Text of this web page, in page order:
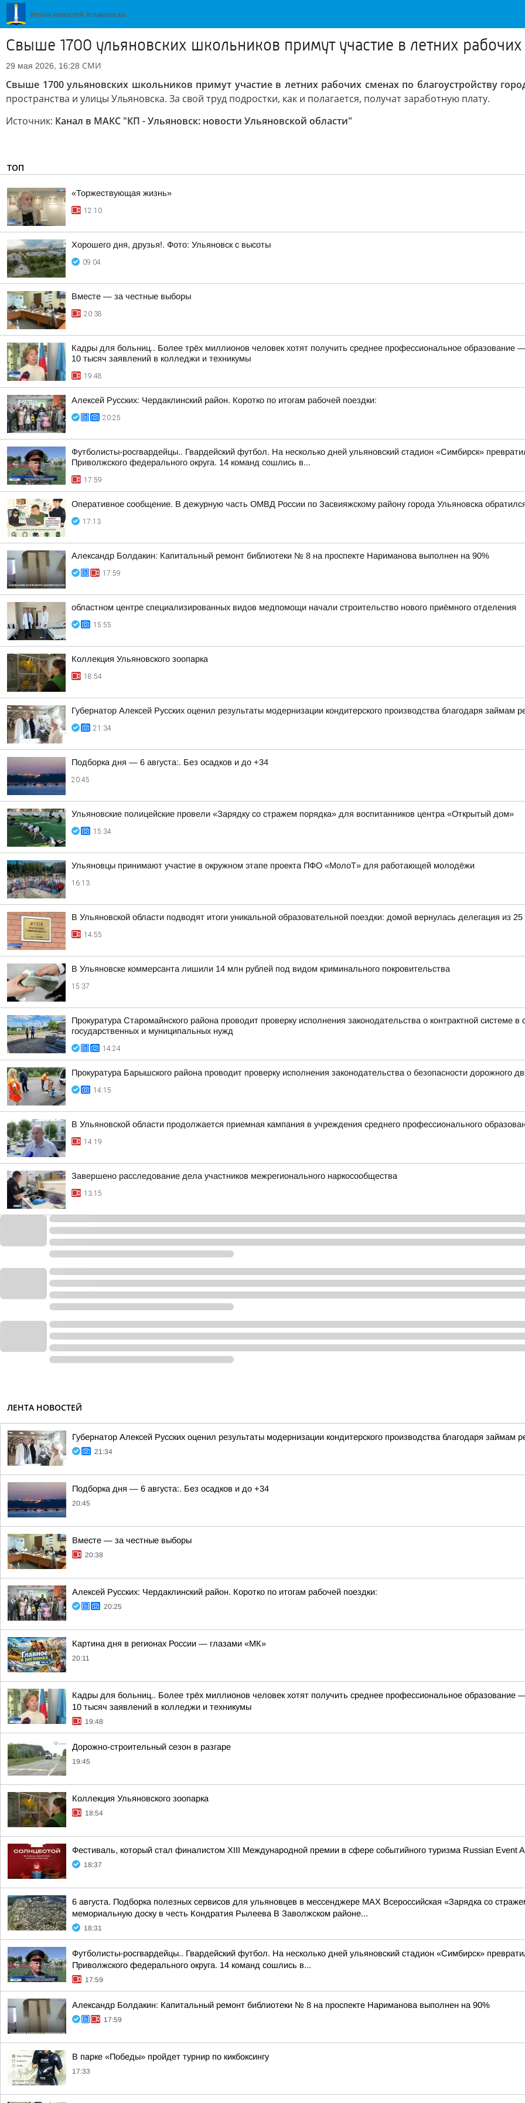
Свыше 1700 ульяновских школьников примут участие в летних рабочих
29 мая 2026, 16:28 СМИ
Свыше 1700 ульяновских школьников примут участие в летних рабочих сменах по благоустройству
пространства и улицы Ульяновска. За свой труд подростки, как и полагается, получат заработную плату.
Источник: Канал в МАКС "КП - Ульяновск: новости Ульяновской области"
ТОП
«Торжествующая жизнь»
12:10
Хорошего дня, друзья!. Фото: Ульяновск с высоты
09:04
Вместе — за честные выборы
20:38
Кадры для больниц.. Более трёх миллионов человек хотят получить среднее профессиональное образование
10 тысяч заявлений в колледжи и техникумы
19:48
Алексей Русских: Чердаклинский район. Коротко по итогам рабочей поездки:
20:25
Футболисты-росгвардейцы.. Гвардейский футбол. На несколько дней ульяновский стадион «Симбирск»
Приволжского федерального округа. 14 команд сошлись в...
17:59
Оперативное сообщение. В дежурную часть ОМВД России по Засвияжскому району города Ульяновска
17:13
Александр Болдакин: Капитальный ремонт библиотеки № 8 на проспекте Нариманова выполнен на 90%
17:59
областном центре специализированных видов медпомощи начали строительство нового приёмного отделения
15:55
Коллекция Ульяновского зоопарка
18:54
Губернатор Алексей Русских оценил результаты модернизации кондитерского производства благодаря займам
21:34
Подборка дня — 6 августа:. Без осадков и до +34
20:45
Ульяновские полицейские провели «Зарядку со стражем порядка» для воспитанников центра «Открытый дом»
15:34
Ульяновцы принимают участие в окружном этапе проекта ПФО «МолоТ» для работающей молодёжи
16:13
В Ульяновской области подводят итоги уникальной образовательной поездки: домой вернулась делегация из
14:55
В Ульяновске коммерсанта лишили 14 млн рублей под видом криминального покровительства
15:37
Прокуратура Старомайнского района проводит проверку исполнения законодательства о контрактной системе
государственных и муниципальных нужд
14:24
Прокуратура Барышского района проводит проверку исполнения законодательства о безопасности дорожного
14:15
В Ульяновской области продолжается приемная кампания в учреждения среднего профессионального
14:19
Завершено расследование дела участников межрегионального наркосообщества
13:15
ЛЕНТА НОВОСТЕЙ
Губернатор Алексей Русских оценил результаты модернизации кондитерского производства благодаря займам
21:34
Подборка дня — 6 августа:. Без осадков и до +34
20:45
Вместе — за честные выборы
20:38
Алексей Русских: Чердаклинский район. Коротко по итогам рабочей поездки:
20:25
Картина дня в регионах России — глазами «МК»
20:11
Кадры для больниц.. Более трёх миллионов человек хотят получить среднее профессиональное
10 тысяч заявлений в колледжи и техникумы
19:48
Дорожно-строительный сезон в разгаре
19:45
Коллекция Ульяновского зоопарка
18:54
Фестиваль, который стал финалистом ХIII Международной премии в сфере событийного туризма Russian Event
18:37
6 августа. Подборка полезных сервисов для ульяновцев в мессенджере MAX Всероссийская «Зарядка со
мемориальную доску в честь Кондратия Рылеева В Заволжском районе...
18:31
Футболисты-росгвардейцы.. Гвардейский футбол. На несколько дней ульяновский стадион «Симбирск»
Приволжского федерального округа. 14 команд сошлись в...
17:59
Александр Болдакин: Капитальный ремонт библиотеки № 8 на проспекте Нариманова выполнен на 90%
17:59
В парке «Победы» пройдет турнир по кикбоксингу
17:33